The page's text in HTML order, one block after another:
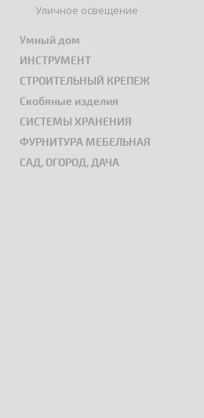
Уличное освещение
Умный дом
ИНСТРУМЕНТ
СТРОИТЕЛЬНЫЙ КРЕПЕЖ
Скобяные изделия
СИСТЕМЫ ХРАНЕНИЯ
ФУРНИТУРА МЕБЕЛЬНАЯ
САД, ОГОРОД, ДАЧА